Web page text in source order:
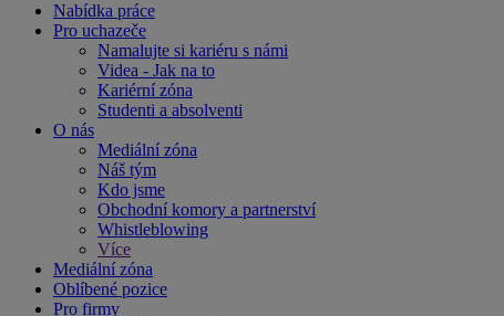
Nabídka práce
Pro uchazeče
Namalujte si kariéru s námi
Videa - Jak na to
Kariérní zóna
Studenti a absolventi
O nás
Mediální zóna
Náš tým
Kdo jsme
Obchodní komory a partnerství
Whistleblowing
Více
Mediální zóna
Oblíbené pozice
Pro firmy